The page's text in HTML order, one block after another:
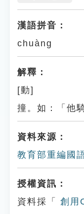
漢語拼音：
chuàng
解釋：
[動]
撞。如：「他
資料來源：
教育部重編國
授權資訊：
資料採「
創用